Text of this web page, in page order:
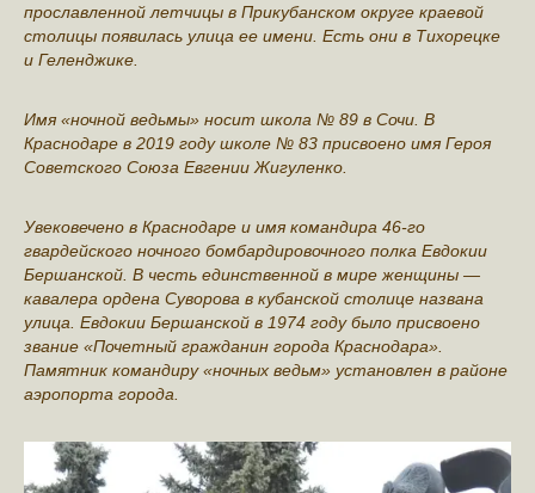
прославленной летчицы в Прикубанском округе краевой
столицы появилась улица ее имени. Есть они в Тихорецке
и Геленджике.
Имя «ночной ведьмы» носит школа № 89 в Сочи. В
Краснодаре в 2019 году школе № 83 присвоено имя Героя
Советского Союза Евгении Жигуленко.
Увековечено в Краснодаре и имя командира 46-го
гвардейского ночного бомбардировочного полка Евдокии
Бершанской. В честь единственной в мире женщины —
кавалера ордена Суворова в кубанской столице названа
улица. Евдокии Бершанской в 1974 году было присвоено
звание «Почетный гражданин города Краснодара».
Памятник командиру «ночных ведьм» установлен в районе
аэропорта города.